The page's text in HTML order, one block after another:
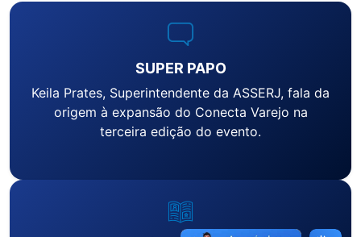
SUPER PAPO
Keila Prates, Superintendente da ASSERJ, fala da
origem à expansão do Conecta Varejo na
terceira edição do evento.